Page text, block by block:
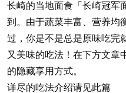
长崎的当地面食「 长崎冠军
到。由于蔬菜丰富、营养均
过，你是不是总是原味吃完
又美味的吃法！在下方文章
的隐藏享用方式。
详尽的吃法介绍请见此篇